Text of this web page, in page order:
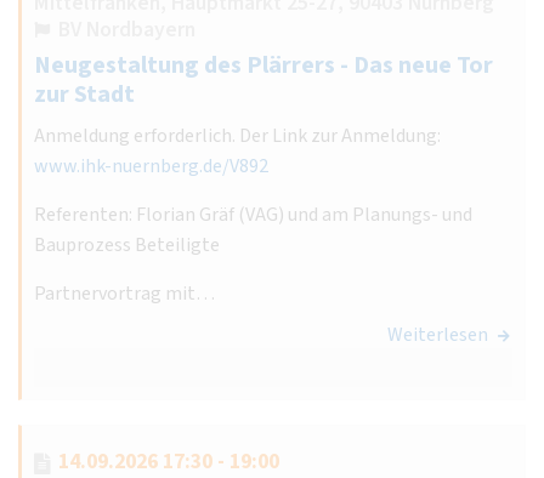
Neugestaltung des Plärrers - Das neue Tor
zur Stadt
Anmeldung erforderlich. Der Link zur Anmeldung:
www.ihk-nuernberg.de/V892
Referenten: Florian Gräf (VAG) und am Planungs- und
Bauprozess Beteiligte
Partnervortrag mit…
Weiterlesen
14.09.2026 17:30 - 19:00